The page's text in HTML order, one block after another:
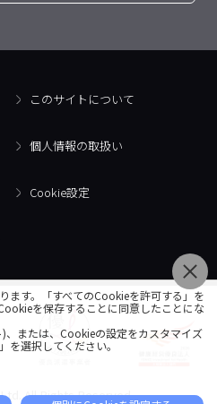
このサイトについて
個人情報の取扱い
Cookie設定
All Rights Reserved.
ます。「すべてのCookieを許可する」を
を保存することに同意したことにな
または、Cookieの設定をカスタマイズ
を選択してください。